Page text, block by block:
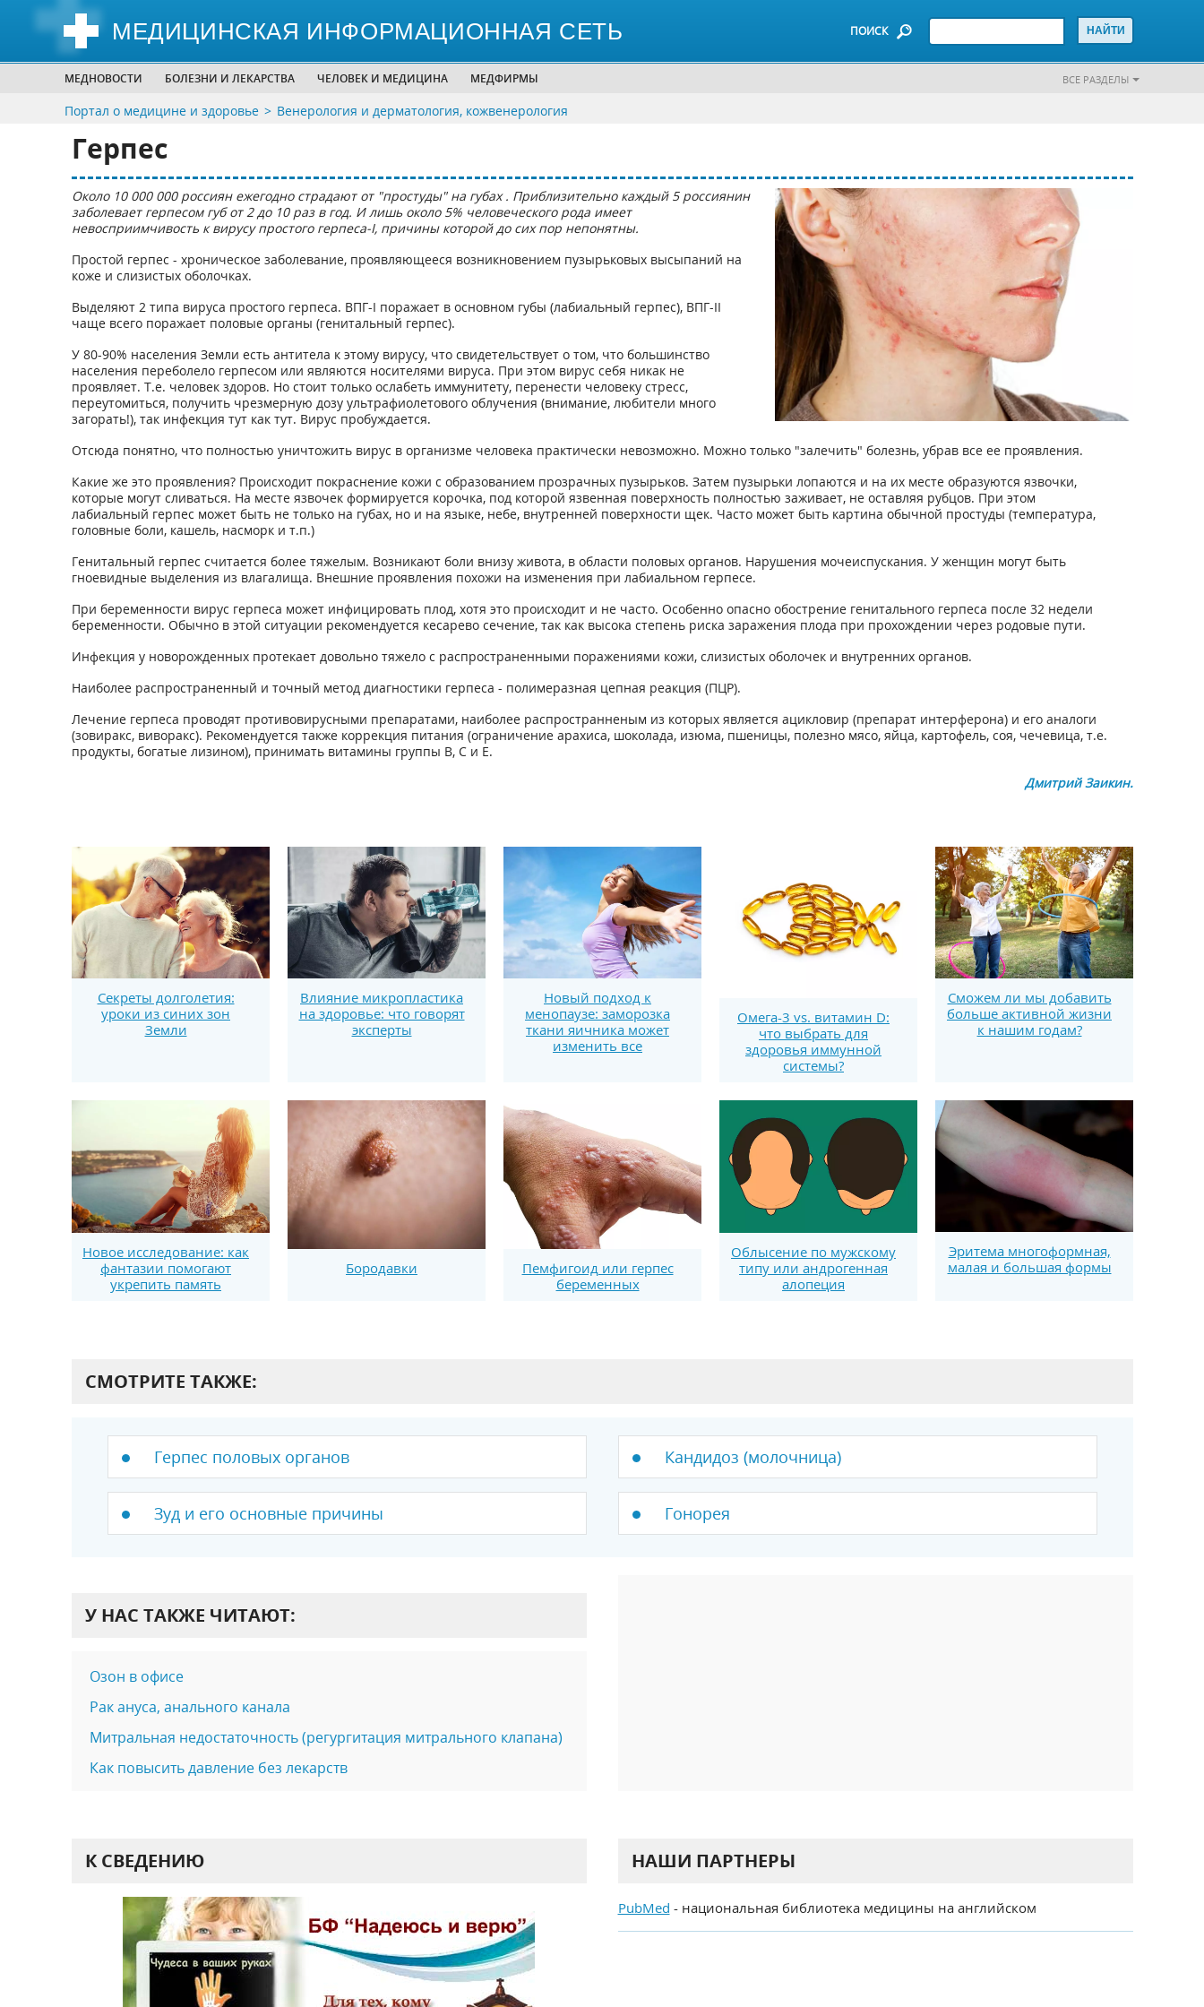
МЕДИЦИНСКАЯ ИНФОРМАЦИОННАЯ СЕТЬ ПОИСК
МЕДНОВОСТИ БОЛЕЗНИ И ЛЕКАРСТВА ЧЕЛОВЕК И МЕДИЦИНА МЕДФИРМЫ ВСЕ РАЗДЕЛЫ
Портал о медицине и здоровье Венерология и дерматология, кожвенерология
Герпес
Около 10 000 000 россиян ежегодно страдают от "простуды" на губах . Приблизительно каждый 5 россиянин
заболевает герпесом губ от 2 до 10 раз в год. И лишь около 5% человеческого рода имеет
невосприимчивость к вирусу простого герпеса-I, причины которой до сих пор непонятны.
Простой герпес - хроническое заболевание, проявляющееся возникновением пузырьковых высыпаний на
коже и слизистых оболочках.
Выделяют 2 типа вируса простого герпеса. ВПГ-I поражает в основном губы (лабиальный герпес), ВПГ-II
чаще всего поражает половые органы (генитальный герпес).
У 80-90% населения Земли есть антитела к этому вирусу, что свидетельствует о том, что большинство
населения переболело герпесом или являются носителями вируса. При этом вирус себя никак не
проявляет. Т.е. человек здоров. Но стоит только ослабеть иммунитету, перенести человеку стресс,
переутомиться, получить чрезмерную дозу ультрафиолетового облучения (внимание, любители много
загорать!), так инфекция тут как тут. Вирус пробуждается.
Отсюда понятно, что полностью уничтожить вирус в организме человека практически невозможно. Можно только "залечить" болезнь, убрав все ее проявления.
Какие же это проявления? Происходит покраснение кожи с образованием прозрачных пузырьков. Затем пузырьки лопаются и на их месте образуются язвочки,
которые могут сливаться. На месте язвочек формируется корочка, под которой язвенная поверхность полностью заживает, не оставляя рубцов. При этом
лабиальный герпес может быть не только на губах, но и на языке, небе, внутренней поверхности щек. Часто может быть картина обычной простуды (температура,
головные боли, кашель, насморк и т.п.)
Генитальный герпес считается более тяжелым. Возникают боли внизу живота, в области половых органов. Нарушения мочеиспускания. У женщин могут быть
гноевидные выделения из влагалища. Внешние проявления похожи на изменения при лабиальном герпесе.
При беременности вирус герпеса может инфицировать плод, хотя это происходит и не часто. Особенно опасно обострение генитального герпеса после 32 недели
беременности. Обычно в этой ситуации рекомендуется кесарево сечение, так как высока степень риска заражения плода при прохождении через родовые пути.
Инфекция у новорожденных протекает довольно тяжело с распространенными поражениями кожи, слизистых оболочек и внутренних органов.
Наиболее распространенный и точный метод диагностики герпеса - полимеразная цепная реакция (ПЦР).
Лечение герпеса проводят противовирусными препаратами, наиболее распространненым из которых является ацикловир (препарат интерферона) и его аналоги
(зовиракс, виворакс). Рекомендуется также коррекция питания (ограничение арахиса, шоколада, изюма, пшеницы, полезно мясо, яйца, картофель, соя, чечевица, т.е.
продукты, богатые лизином), принимать витамины группы В, С и Е.
Дмитрий Заикин.
Секреты долголетия:
уроки из синих зон
Земли
Влияние микропластика
на здоровье: что говорят
эксперты
Новый подход к
менопаузе: заморозка
ткани яичника может
изменить все
Омега-3 vs. витамин D:
что выбрать для
здоровья иммунной
системы?
Сможем ли мы добавить
больше активной жизни
к нашим годам?
Новое исследование: как
фантазии помогают
укрепить память
Бородавки
Пемфигоид или герпес
беременных
Облысение по мужскому
типу или андрогенная
алопеция
Эритема многоформная,
малая и большая формы
СМОТРИТЕ ТАКЖЕ:
Герпес половых органов Кандидоз (молочница)
Зуд и его основные причины Гонорея
У НАС ТАКЖЕ ЧИТАЮТ:
Озон в офисе
Рак ануса, анального канала
Митральная недостаточность (регургитация митрального клапана)
Как повысить давление без лекарств
К СВЕДЕНИЮ НАШИ ПАРТНЕРЫ
PubMed - национальная библиотека медицины на английском